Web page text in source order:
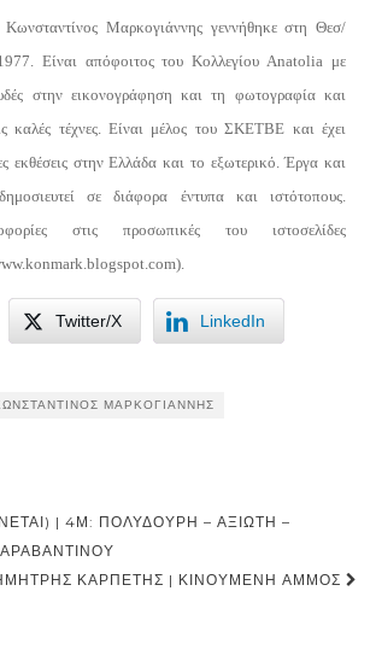
Κωνσταντίνος Μαρκογιάννης γεννήθηκε στη Θεσ/
Είναι απόφοιτος του Κολλεγίου Anatolia με
στην εικονογράφηση και τη φωτογραφία και
καλές τέχνες. Είναι μέλος του ΣΚΕΤΒΕ και έχει
εκθέσεις στην Ελλάδα και το εξωτερικό. Έργα και
σε διάφορα έντυπα και ιστότοπους.
στις προσωπικές του ιστοσελίδες
Twitter/X LinkedIn
ΜΑΡΚΟΓΙΆΝΝΗΣ
| 4Μ: ΠΟΛΥΔΟΎΡΗ – ΑΞΙΏΤΗ –
ΚΑΡΠΈΤΗΣ | ΚΙΝΟΎΜΕΝΗ ΆΜΜΟΣ